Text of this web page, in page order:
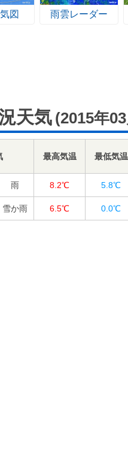
図 雨雲レーダー
天気 (2015年
最高気温 最低気温
雨 8.2℃ 5.8℃
雪か雨 6.5℃ 0.0℃